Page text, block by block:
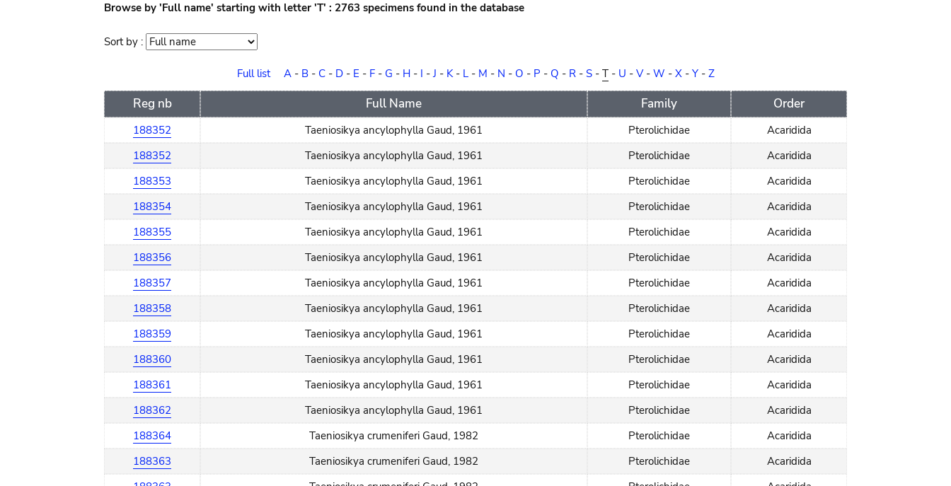
Browse by 'Full name' starting with letter 'T' : 2763 specimens found in the database
Sort by : Sort
Full list
A- B- C- D- E - F- G - H- I -J - K- L- M - N - O - P - Q - R- S- T- U - V- W - X- Y- Z
Reg nb Full Name Family Order
188352 Taeniosikya ancylophylla Gaud, 1961 Pterolichidae
Acaridida
188352
Taeniosikya ancylophylla Gaud, 1961 Pterolichidae
Acaridida
188353
Taeniosikya ancylophylla Gaud, 1961 Pterolichidae
Acaridida
188354
Taeniosikya ancylophylla Gaud, 1961 Pterolichidae
Acaridida
188355
Taeniosikya ancylophylla Gaud, 1961 Pterolichidae
Acaridida
188356
Taeniosikya ancylophylla Gaud, 1961 Pterolichidae
Acaridida
188357
Taeniosikya ancylophylla Gaud, 1961 Pterolichidae
Acaridida
188358
Taeniosikya ancylophylla Gaud, 1961 Pterolichidae
Acaridida
188359
Taeniosikya ancylophylla Gaud, 1961 Pterolichidae
Acaridida
188360
Taeniosikya ancylophylla Gaud, 1961 Pterolichidae
Acaridida
188361
Taeniosikya ancylophylla Gaud, 1961 Pterolichidae
Acaridida
188362
Taeniosikya ancylophylla Gaud, 1961 Pterolichidae
Acaridida
188364
Taeniosikya crumeniferi Gaud, 1982 Pterolichidae
Acaridida
188363
Taeniosikya crumeniferi Gaud, 1982 Pterolichidae
Acaridida